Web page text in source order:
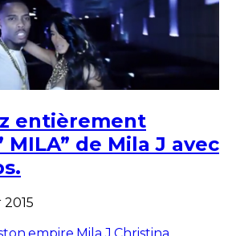
entièrement
MILA” de Mila J avec
2015